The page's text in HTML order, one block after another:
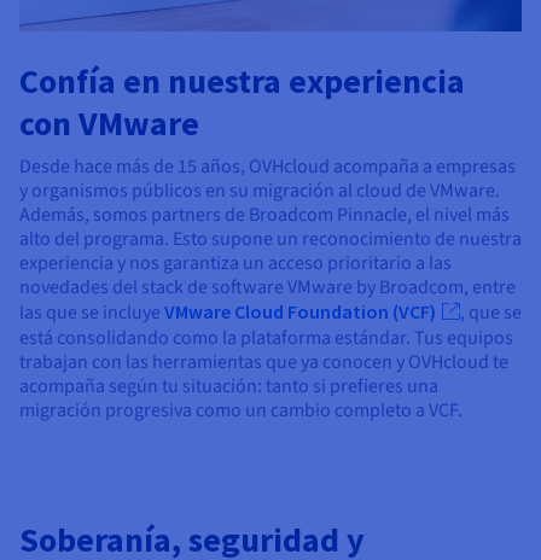
Confía en nuestra experiencia
con VMware
Desde hace más de 15 años, OVHcloud acompaña a empresas
y organismos públicos en su migración al cloud de VMware.
Además, somos partners de Broadcom Pinnacle, el nivel más
alto del programa. Esto supone un reconocimiento de nuestra
experiencia y nos garantiza un acceso prioritario a las
novedades del stack de software VMware by Broadcom, entre
las que se incluye VMware Cloud Foundation (VCF)
, que se
está consolidando como la plataforma estándar. Tus equipos
trabajan con las herramientas que ya conocen y OVHcloud te
acompaña según tu situación: tanto si prefieres una
migración progresiva como un cambio completo a VCF.
Soberanía, seguridad y